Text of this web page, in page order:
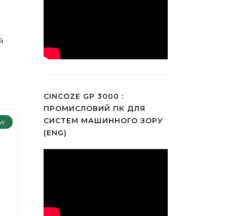
CINCOZE GP 3000 :
ПРОМИСЛОВИЙ ПК ДЛЯ
СИСТЕМ МАШИННОГО ЗОРУ
(ENG)